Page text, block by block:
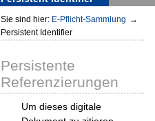
Sie sind hier: E-Pflicht-Sammlung →
Persistent Identifier
Persistente
Referenzierungen
Um dieses digitale